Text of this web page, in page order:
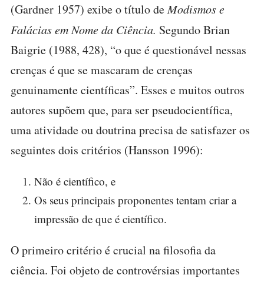
(Gardner 1957) exibe o título deModismos e
Falácias em Nome da Ciência. Segundo Brian
Baigrie (1988, 428), “o que é questionável nessas
crenças é que se mascaram de crenças
genuinamente científicas”. Esses e muitos outros
autores supõem que, para ser pseudocientífica,
uma atividade ou doutrina precisa de satisfazer os
seguintes dois critérios (Hansson 1996):
Não é científico, e
Os seus principais proponentes tentam criar a
impressão de que é científico.
O primeiro critério é crucial na filosofia da
ciência. Foi objeto de controvérsias importantes